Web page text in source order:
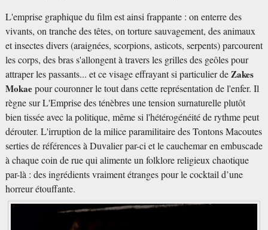
L'emprise graphique du film est ainsi frappante : on enterre des
vivants, on tranche des têtes, on torture sauvagement, des animaux
et insectes divers (araignées, scorpions, asticots, serpents) parcourent
les corps, des bras s'allongent à travers les grilles des geôles pour
attraper les passants... et ce visage effrayant si particulier deZakes
Mokaepour couronner le tout dans cette représentation de l'enfer. Il
règne sur L'Emprise des ténèbres une tension surnaturelle plutôt
bien tissée avec la politique, même si l'hétérogénéité de rythme peut
dérouter. L'irruption de la milice paramilitaire des Tontons Macoutes
serties de références à Duvalier par-ci et le cauchemar en embuscade
à chaque coin de rue qui alimente un folklore religieux chaotique
par-là : des ingrédients vraiment étranges pour le cocktail d’une
horreur étouffante.